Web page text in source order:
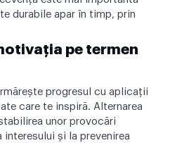
durabile apar în timp, prin
pe termen
progresul cu aplicații
care te inspiră. Alternarea
unor provocări
și la prevenirea